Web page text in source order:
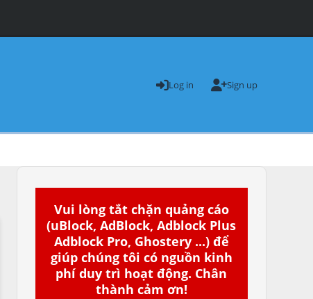
Log in Sign up
Vui lòng tắt chặn quảng cáo
(uBlock, AdBlock, Adblock Plus
Adblock Pro, Ghostery ...) để
giúp chúng tôi có nguồn kinh
phí duy trì hoạt động. Chân
thành cảm ơn!